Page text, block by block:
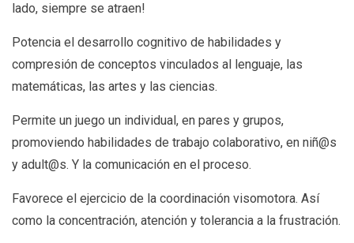
lado, siempre se atraen!
Potencia el desarrollo cognitivo de habilidades y
compresión de conceptos vinculados al lenguaje, las
matemáticas, las artes y las ciencias.
Permite un juego un individual, en pares y grupos,
promoviendo habilidades de trabajo colaborativo, en niñ@s
y adult@s. Y la comunicación en el proceso.
Favorece el ejercicio de la coordinación visomotora. Así
como la concentración, atención y tolerancia a la frustración.